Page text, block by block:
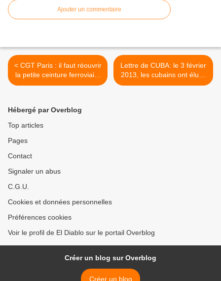
Ajouter un commentaire
< CGT Paris : il faut réouvrir
la petite ceinture ferroviaire
à Paris !
Lettre de CUBA: le 3 février
2013, les cubains ont élu le
Parlement et les
Hébergé par Overblog
Top articles
Pages
Contact
Signaler un abus
C.G.U.
Cookies et données personnelles
Préférences cookies
Voir le profil de El Diablo sur le portail Overblog
Créer un blog sur Overblog
Créer un blog